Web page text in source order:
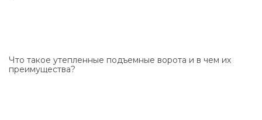
Что такое утепленные подъемные ворота и в чем их
преимущества?